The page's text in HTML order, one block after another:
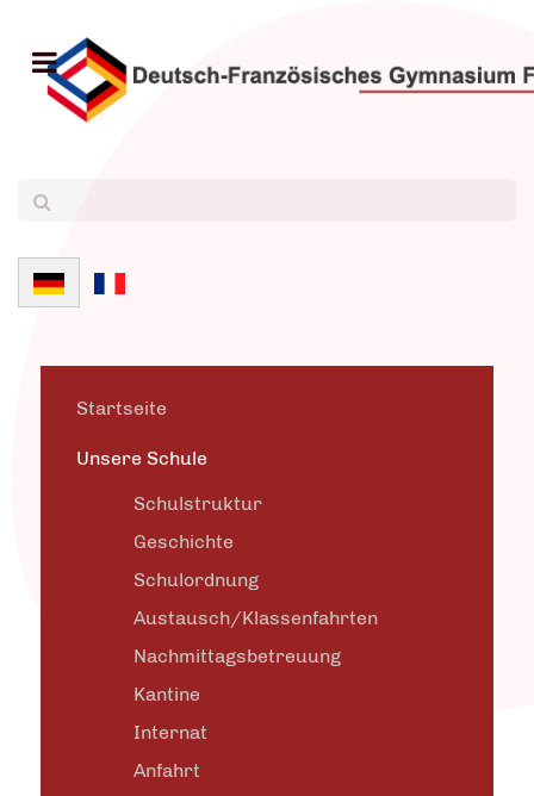
Sprache auswählen
Startseite
Unsere Schule
Schulstruktur
Geschichte
Schulordnung
Austausch/Klassenfahrten
Nachmittagsbetreuung
Kantine
Internat
Anfahrt